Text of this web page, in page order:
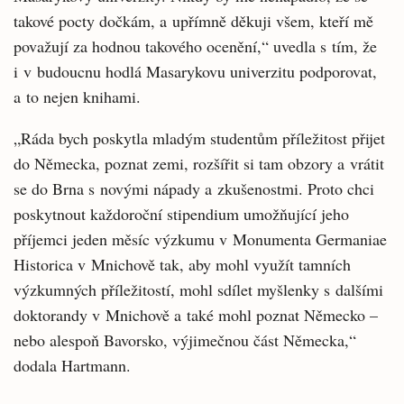
takové pocty dočkám, a upřímně děkuji všem, kteří mě
považují za hodnou takového ocenění,“ uvedla s tím, že
i v budoucnu hodlá Masarykovu univerzitu podporovat,
a to nejen knihami.
„Ráda bych poskytla mladým studentům příležitost přijet
do Německa, poznat zemi, rozšířit si tam obzory a vrátit
se do Brna s novými nápady a zkušenostmi. Proto chci
poskytnout každoroční stipendium umožňující jeho
příjemci jeden měsíc výzkumu v Monumenta Germaniae
Historica v Mnichově tak, aby mohl využít tamních
výzkumných příležitostí, mohl sdílet myšlenky s dalšími
doktorandy v Mnichově a také mohl poznat Německo –
nebo alespoň Bavorsko, výjimečnou část Německa,“
dodala Hartmann.